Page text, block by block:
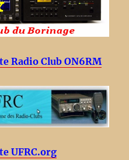
Radio Club ON6RM
UFRC.org